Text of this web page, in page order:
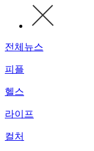
전체뉴스
피플
헬스
라이프
컬처